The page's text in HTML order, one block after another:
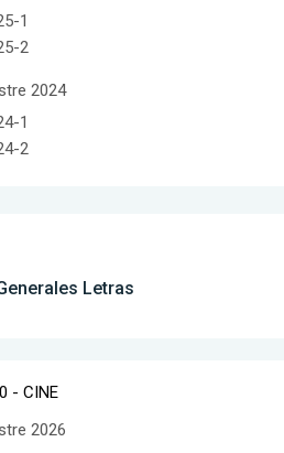
1
2
2024
1
2
Letras
- CINE
2026